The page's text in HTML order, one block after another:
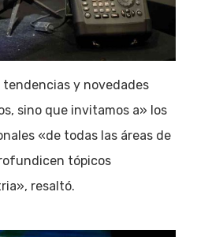
tendencias y novedades
sino que invitamos a» los
«de todas las áreas de
tópicos
resaltó.